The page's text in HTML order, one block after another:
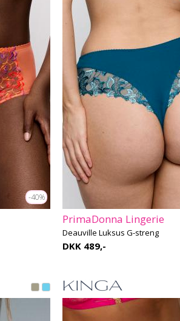
-40%
PrimaDonna Lingerie
Deauville Luksus G-streng
DKK 489,-